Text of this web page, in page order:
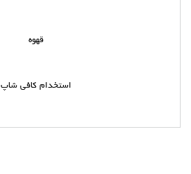
قهوه
استخدام کافی شاپ